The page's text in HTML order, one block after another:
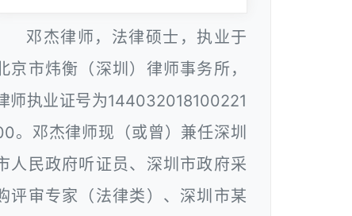
邓杰律师，法律硕士，执业于
京市炜衡（深圳）律师事务所，
师执业证号为144032018100221
。邓杰律师现（或曾）兼任深圳
人民政府听证员、深圳市政府采
评审专家（法律类）、深圳市某